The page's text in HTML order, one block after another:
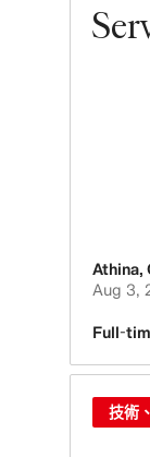
Athina,
Aug 3,
Full-
技術